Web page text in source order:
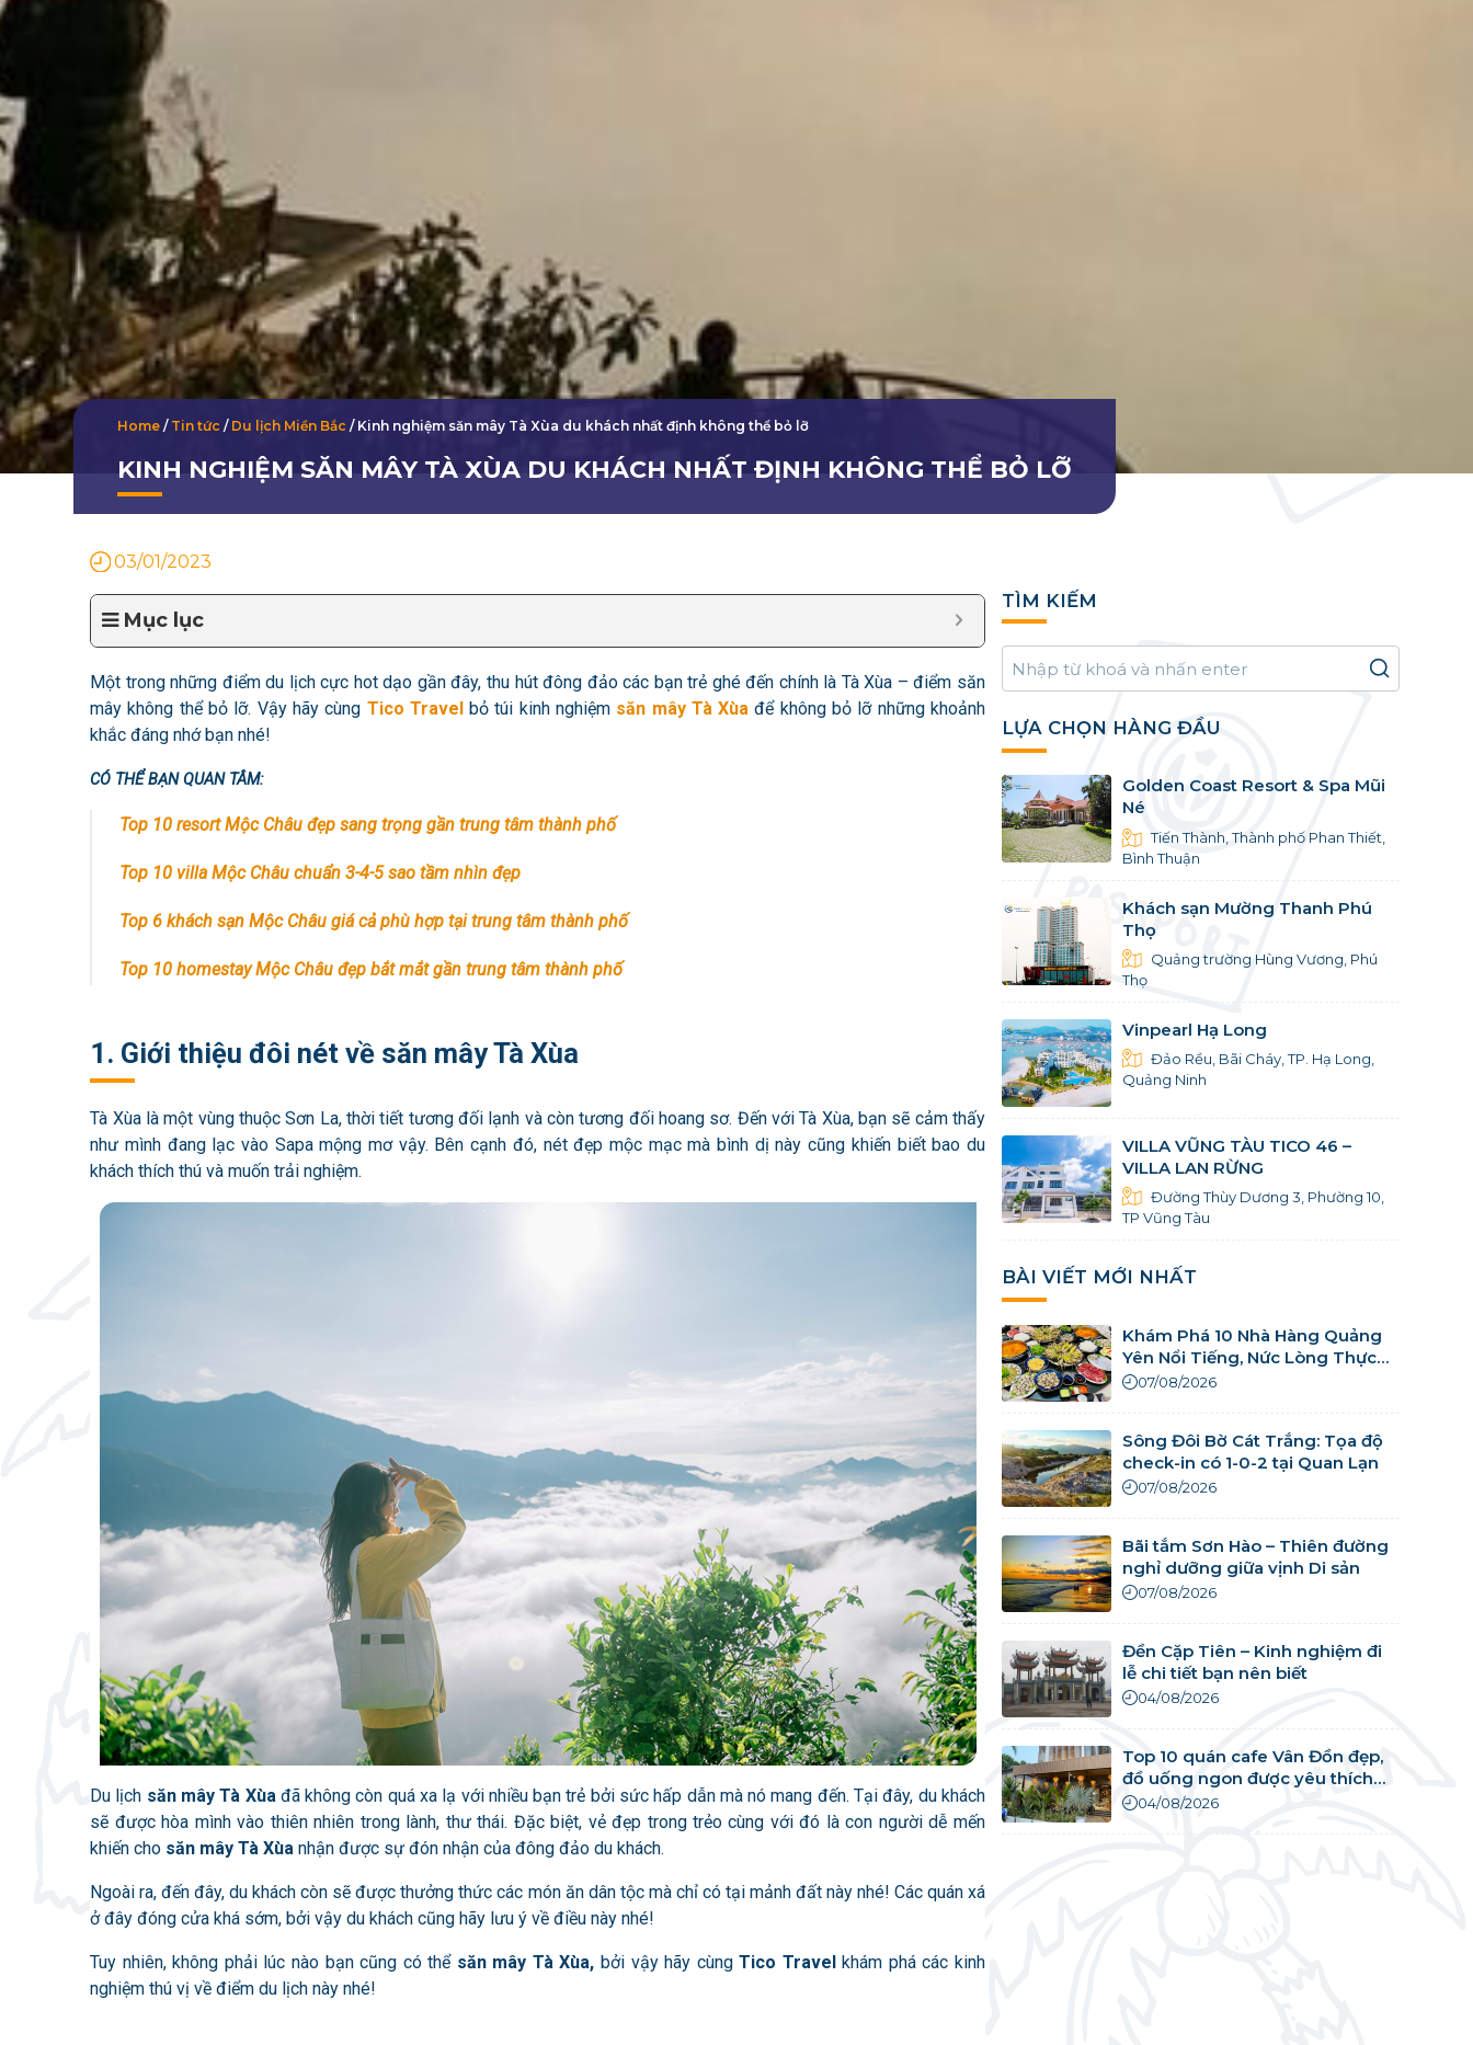
Home / Tin tức / Du lịch Miền Bắc / Kinh nghiệm săn mây Tà Xùa du khách nhất định không thể bỏ lỡ
KINH NGHIỆM SĂN MÂY TÀ XÙA DU KHÁCH NHẤT ĐỊNH KHÔNG THỂ BỎ LỠ
03/01/2023
Mục lục
Một trong những điểm du lịch cực hot dạo gần đây, thu hút đông đảo các bạn trẻ ghé đến chính là Tà Xùa – điểm săn
mây không thể bỏ lỡ. Vậy hãy cùng Tico Travelbỏ túi kinh nghiệm săn mây Tà Xùađể không bỏ lỡ những khoảnh
khắc đáng nhớ bạn nhé!
CÓ THỂ BẠN QUAN TÂM:
Top 10 resort Mộc Châu đẹp sang trọng gần trung tâm thành phố
Top 10 villa Mộc Châu chuẩn 3-4-5 sao tầm nhìn đẹp
Top 6 khách sạn Mộc Châu giá cả phù hợp tại trung tâm thành phố
Top 10 homestay Mộc Châu đẹp bắt mắt gần trung tâm thành phố
1. Giới thiệu đôi nét về săn mây Tà Xùa
Tà Xùa là một vùng thuộc Sơn La, thời tiết tương đối lạnh và còn tương đối hoang sơ. Đến với Tà Xùa, bạn sẽ cảm thấy
như mình đang lạc vào Sapa mộng mơ vậy. Bên cạnh đó, nét đẹp mộc mạc mà bình dị này cũng khiến biết bao du
khách thích thú và muốn trải nghiệm.
Du lịch săn mây Tà Xùa đã không còn quá xa lạ với nhiều bạn trẻ bởi sức hấp dẫn mà nó mang đến. Tại đây, du khách
sẽ được hòa mình vào thiên nhiên trong lành, thư thái. Đặc biệt, vẻ đẹp trong trẻo cùng với đó là con người dễ mến
khiến cho săn mây Tà Xùa nhận được sự đón nhận của đông đảo du khách.
Ngoài ra, đến đây, du khách còn sẽ được thưởng thức các món ăn dân tộc mà chỉ có tại mảnh đất này nhé! Các quán xá
ở đây đóng cửa khá sớm, bởi vậy du khách cũng hãy lưu ý về điều này nhé!
Tuy nhiên, không phải lúc nào bạn cũng có thể săn mây Tà Xùa, bởi vậy hãy cùngTico Travelkhám phá các kinh
nghiệm thú vị về điểm du lịch này nhé!
TÌM KIẾM
LỰA CHỌN HÀNG ĐẦU
Golden Coast Resort & Spa Mũi
Né
Tiến Thành, Thành phố Phan Thiết,
Bình Thuận
Khách sạn Mường Thanh Phú
Thọ
Quảng trường Hùng Vương, Phú
Thọ
Vinpearl Hạ Long
Đảo Rều, Bãi Cháy, TP. Hạ Long,
Quảng Ninh
VILLA VŨNG TÀU TICO 46 –
VILLA LAN RỪNG
Đường Thùy Dương 3, Phường 10,
TP Vũng Tàu
BÀI VIẾT MỚI NHẤT
Khám Phá 10 Nhà Hàng Quảng
Yên Nổi Tiếng, Nức Lòng Thực
Khách
07/08/2026
Sông Đôi Bờ Cát Trắng: Tọa độ
check-in có 1-0-2 tại Quan Lạn
07/08/2026
Bãi tắm Sơn Hào – Thiên đường
nghỉ dưỡng giữa vịnh Di sản
07/08/2026
Đền Cặp Tiên – Kinh nghiệm đi
lễ chi tiết bạn nên biết
04/08/2026
Top 10 quán cafe Vân Đồn đẹp,
đồ uống ngon được yêu thích
nhất
04/08/2026